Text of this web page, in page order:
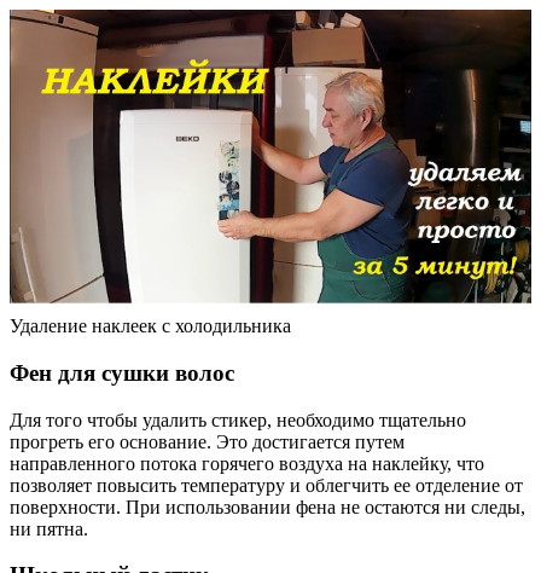
Удаление наклеек с холодильника
Фен для сушки волос
Для того чтобы удалить стикер, необходимо тщательно
прогреть его основание. Это достигается путем
направленного потока горячего воздуха на наклейку, что
позволяет повысить температуру и облегчить ее отделение от
поверхности. При использовании фена не остаются ни следы,
ни пятна.